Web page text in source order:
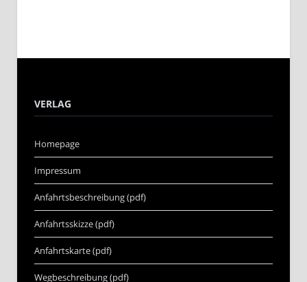
VERLAG
Homepage
Impressum
Anfahrtsbeschreibung (pdf)
Anfahrtsskizze (pdf)
Anfahrtskarte (pdf)
Wegbeschreibung (pdf)